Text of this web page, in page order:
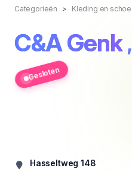
Categorieën Kleding en
C&A Genk
Gesloten
Hasseltweg 148